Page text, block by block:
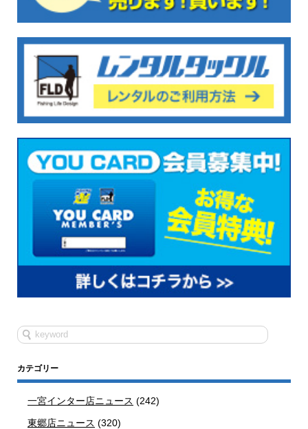
カテゴリー
一宮インター店ニュース (242)
東郷店ニュース (320)